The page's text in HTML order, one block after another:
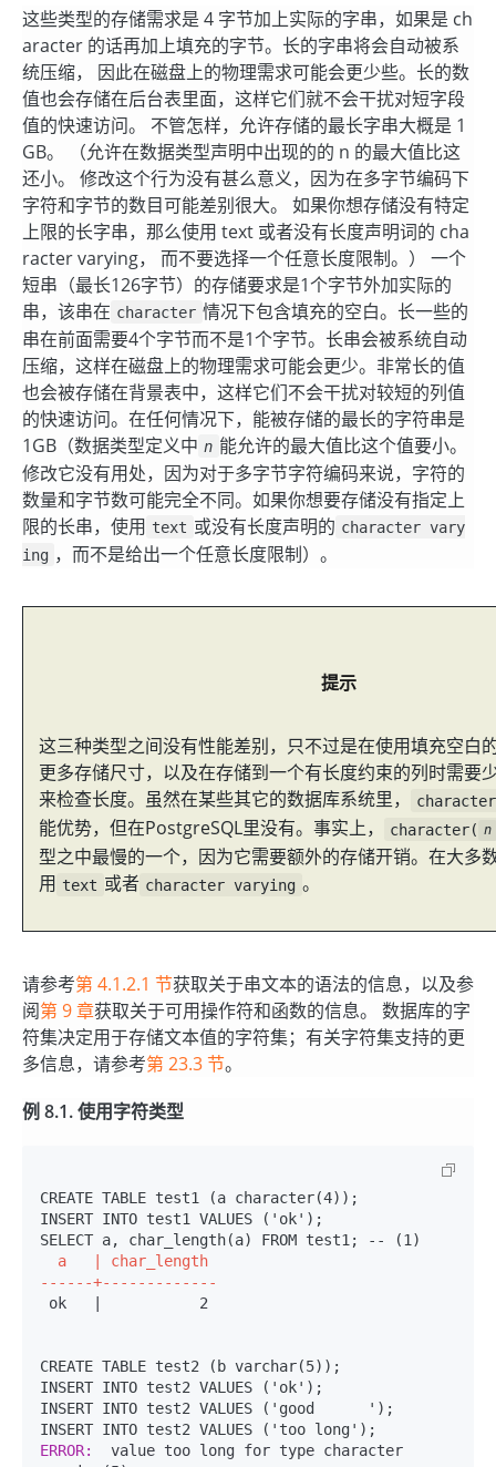
这些类型的存储需求是 4 字节加上实际的字串，如果是 ch
aracter 的话再加上填充的字节。长的字串将会自动被系
统压缩， 因此在磁盘上的物理需求可能会更少些。长的数
值也会存储在后台表里面，这样它们就不会干扰对短字段
值的快速访问。 不管怎样，允许存储的最长字串大概是 1
GB。 （允许在数据类型声明中出现的的 n 的最大值比这
还小。 修改这个行为没有甚么意义，因为在多字节编码下
字符和字节的数目可能差别很大。 如果你想存储没有特定
上限的长字串，那么使用 text 或者没有长度声明词的 cha
racter varying， 而不要选择一个任意长度限制。） 一个
短串（最长126字节）的存储要求是1个字节外加实际的
串，该串在 character 情况下包含填充的空白。长一些的
串在前面需要4个字节而不是1个字节。长串会被系统自动
压缩，这样在磁盘上的物理需求可能会更少。非常长的值
也会被存储在背景表中，这样它们不会干扰对较短的列值
的快速访问。在任何情况下，能被存储的最长的字符串是
1GB（数据类型定义中 n 能允许的最大值比这个值要小。
修改它没有用处，因为对于多字节字符编码来说，字符的
数量和字节数可能完全不同。如果你想要存储没有指定上
限的长串，使用 text 或没有长度声明的 character vary
ing ，而不是给出一个任意长度限制）。
提示
这三种类型之间没有性能差别，只不过是在使用填充空白
更多存储尺寸，以及在存储到一个有长度约束的列时需要
来检查长度。虽然在某些其它的数据库系统里，
能优势，但在PostgreSQL里没有。事实上， character( n
型之中最慢的一个，因为它需要额外的存储开销。在大多
用 text 或者 character varying 。
请参考第 4.1.2.1 节获取关于串文本的语法的信息，以及参
阅第 9 章获取关于可用操作符和函数的信息。 数据库的字
符集决定用于存储文本值的字符集；有关字符集支持的更
多信息，请参考第 23.3 节。
例 8.1. 使用字符类型
CREATE TABLE test1 (a character(4));
INSERT INTO test1 VALUES ('ok');
SELECT a, char_length(a) FROM test1; --
------+-------------
ok   |           2
CREATE TABLE test2 (b varchar(5));
INSERT INTO test2 VALUES ('ok');
INSERT INTO test2 VALUES ('good      ');
ERROR: value too long for type character